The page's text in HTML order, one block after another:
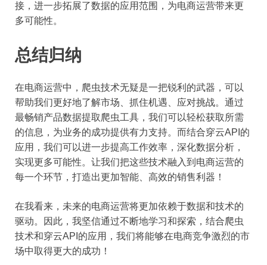
接，进一步拓展了数据的应用范围，为电商运营带来更
多可能性。
总结归纳
在电商运营中，爬虫技术无疑是一把锐利的武器，可以
帮助我们更好地了解市场、抓住机遇、应对挑战。通过
最畅销产品数据提取爬虫工具，我们可以轻松获取所需
的信息，为业务的成功提供有力支持。而结合穿云API的
应用，我们可以进一步提高工作效率，深化数据分析，
实现更多可能性。让我们把这些技术融入到电商运营的
每一个环节，打造出更加智能、高效的销售利器！
在我看来，未来的电商运营将更加依赖于数据和技术的
驱动。因此，我坚信通过不断地学习和探索，结合爬虫
技术和穿云API的应用，我们将能够在电商竞争激烈的市
场中取得更大的成功！